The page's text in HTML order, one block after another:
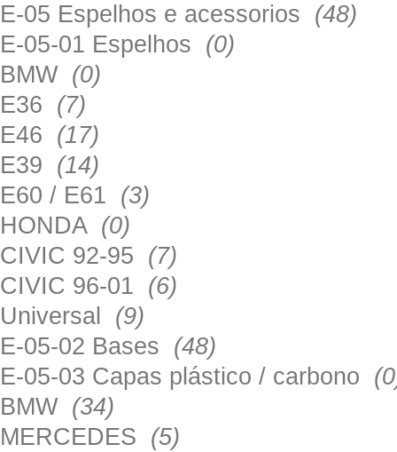
E-05 Espelhos e acessorios (48)
E-05-01 Espelhos (0)
BMW (0)
E36 (7)
E46 (17)
E39 (14)
E60 / E61 (3)
HONDA (0)
CIVIC 92-95 (7)
CIVIC 96-01 (6)
Universal (9)
E-05-02 Bases (48)
E-05-03 Capas plástico / carbono
BMW (34)
MERCEDES (5)